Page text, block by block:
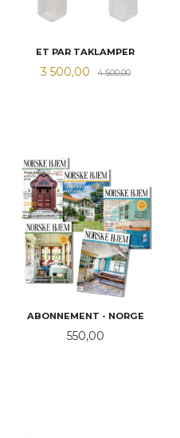
ET PAR TAKLAMPER
Tilbud
3 500,00 4 500,00Rabatt
ABONNEMENT - NORGE
Pris
550,00